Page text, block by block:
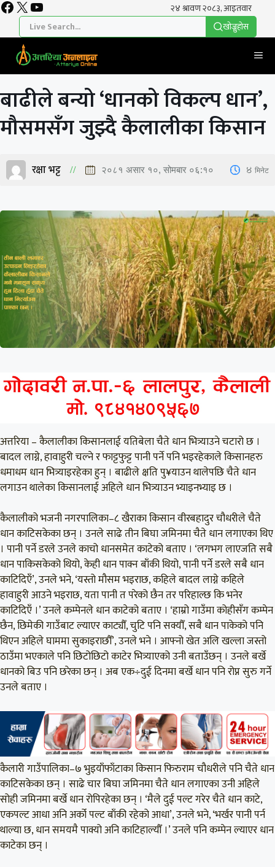
Skip
content
Facebook
X YouTube
खाेज्नुहाेस
बाढीले बन्यो ‘धानको विकल्प धान’,
मौसमसँग जुझ्दै कैलालीका किसान
रक्षा भट्ट २०८१ असार १०, सोमबार ०६:१० 4 मिनेट
अत्तरिया – कैलालीका किसानलाई यतिबेला चैते धान भित्र्याउने चटारो छ ।
बादल लाग्ने, हावाहुरी चल्ने र फाट्टफुट्ट पानी पर्ने पनि भइरहेकाले किसानहरु
धमाधम धान भित्र्याइरहेका हुन् । बाढीले क्षति पु¥याउन थालेपछि चैते धान
लगाउन थालेका किसानलाई अहिले धान भित्र्याउन भ्याइनभ्याइ छ ।
कैलालीको भजनी नगरपालिका–८ खैराका किसान वीरबहादुर चौधरीले चैते
धान काटिसकेका छन् । उनले साढे तीन बिघा जमिनमा चैते धान लगाएका थिए
। पानी पर्ने डरले उनले काचो धानसमेत काटेको बताए । ‘लगभग लाएजति सबै
धान पाकिसकेको थियो, केही धान पाक्न बाँकी थियो, पानी पर्ने डरले सबै धान
काटिदिएँ’, उनले भने, ‘यस्तो मौसम भइराछ, कहिले बादल लाग्ने कहिले
हावाहुरी आउने भइराछ, यता पानी त परेको छैन तर परिहाल्छ कि भनेर
काटिदिएँ ।’ उनले कम्पेनले धान काटेको बताए । ‘हाम्रो गाउँमा कोहीसँग कम्पेन
छैन, छिमेकी गाउँबाट ल्याएर काट्यौँ, चुटि पनि सक्यौँ, सबै धान पाकेको पनि
थिएन अहिले घाममा सुकाइराछौँ’, उनले भने । आफ्नो खेत अलि खल्ला जस्तो
ठाउँमा भएकाले पनि छिटोछिटो काटेर भित्र्याएको उनी बताउँछन् । उनले बर्खे
धानको बिउ पनि छरेका छन् । अब एक÷दुई दिनमा बर्खे धान पनि रोप्न सुरु गर्ने
उनले बताए ।
कैलारी गाउँपालिका–७ भुइयाँफाँटाका किसान फिरुराम चौधरीले पनि चैते धान
काटिसकेका छन् । साढे चार बिघा जमिनमा चैते धान लगाएका उनी अहिले
सोही जमिनमा बर्खे धान रोपिरहेका छन् । ‘मैले दुई पल्ट गरेर चैते धान काटे,
एकपल्ट आधा अनि अर्को पल्ट बाँकी रहेको आधा’, उनले भने, ‘भर्खर पानी पर्न
थाल्या छ, धान समयमै पाक्यो अनि काटिहाल्यौँ ।’ उनले पनि कम्पेन ल्याएर धान
काटेका छन् ।